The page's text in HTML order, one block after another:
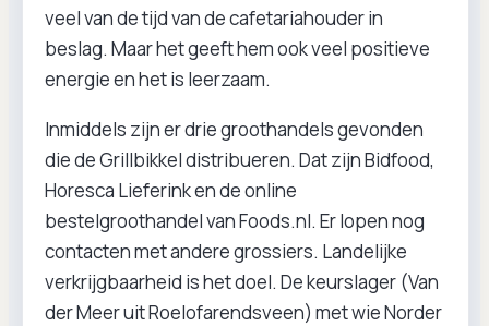
veel van de tijd van de cafetariahouder in
beslag. Maar het geeft hem ook veel positieve
energie en het is leerzaam.
Inmiddels zijn er drie groothandels gevonden
die de Grillbikkel distribueren. Dat zijn Bidfood,
Horesca Lieferink en de online
bestelgroothandel van Foods.nl. Er lopen nog
contacten met andere grossiers. Landelijke
verkrijgbaarheid is het doel. De keurslager (Van
der Meer uit Roelofarendsveen) met wie Norder